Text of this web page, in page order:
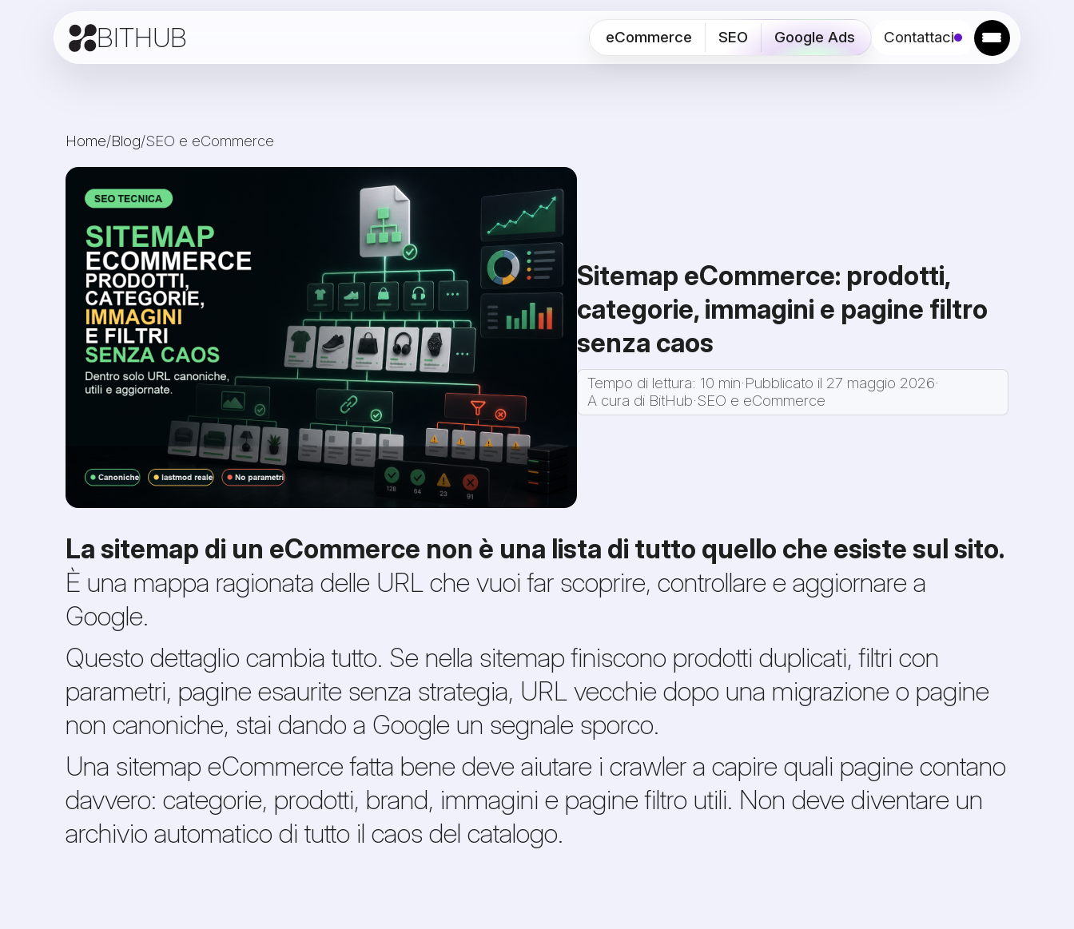
BITHUB eCommerce SEO Google Ads Contattaci
Home/Blog/SEO e eCommerce
Sitemap eCommerce: prodotti,
categorie, immagini e pagine filtro
senza caos
Tempo di lettura: 10 min·Pubblicato il 27 maggio 2026·
A cura di BitHub·SEO e eCommerce
La sitemap di un eCommerce non è una lista di tutto quello che esiste sul sito.
È una mappa ragionata delle URL che vuoi far scoprire, controllare e aggiornare a
Google.
Questo dettaglio cambia tutto. Se nella sitemap finiscono prodotti duplicati, filtri con
parametri, pagine esaurite senza strategia, URL vecchie dopo una migrazione o pagine
non canoniche, stai dando a Google un segnale sporco.
Una sitemap eCommerce fatta bene deve aiutare i crawler a capire quali pagine contano
davvero: categorie, prodotti, brand, immagini e pagine filtro utili. Non deve diventare un
archivio automatico di tutto il caos del catalogo.